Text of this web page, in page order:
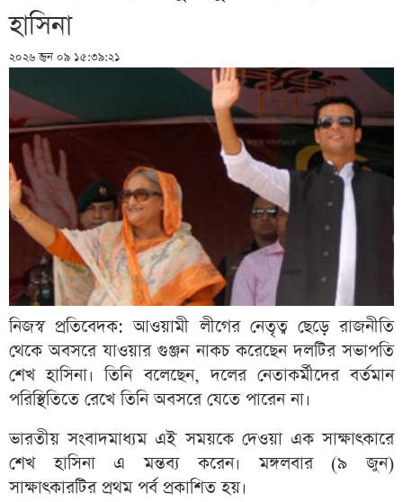
হাসিনা
২০২৬ জুন ০৯ ১৫:৩৯:২১
নিজস্ব প্রতিবেদক: আওয়ামী লীগের নেতৃত্ব ছেড়ে রাজনীতি
থেকে অবসরে যাওয়ার গুঞ্জন নাকচ করেছেন দলটির সভাপতি
শেখ হাসিনা। তিনি বলেছেন, দলের নেতাকর্মীদের বর্তমান
পরিস্থিতিতে রেখে তিনি অবসরে যেতে পারেন না।
ভারতীয় সংবাদমাধ্যম এই সময়কে দেওয়া এক সাক্ষাৎকারে
শেখ হাসিনা এ মন্তব্য করেন। মঙ্গলবার (৯ জুন)
সাক্ষাৎকারটির প্রথম পর্ব প্রকাশিত হয়।